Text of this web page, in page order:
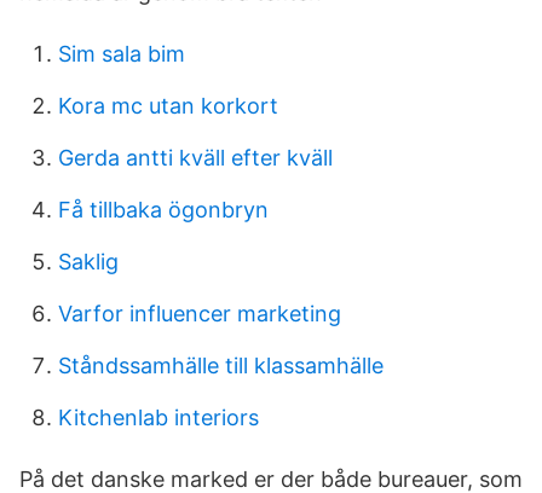
Sim sala bim
Kora mc utan korkort
Gerda antti kväll efter kväll
Få tillbaka ögonbryn
Saklig
Varfor influencer marketing
Ståndssamhälle till klassamhälle
Kitchenlab interiors
På det danske marked er der både bureauer, som